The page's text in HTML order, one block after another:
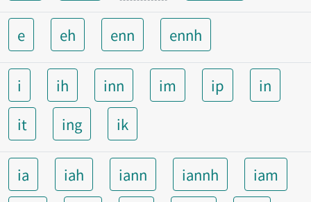
e eh enn ennh
i ih inn im ip
in
it
ing ik
ia iah iann iannh
iam